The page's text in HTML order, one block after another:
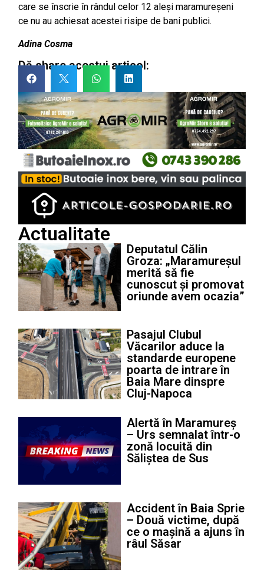
care se înscrie în rândul celor 12 aleși maramureșeni
ce nu au achiesat acestei risipe de bani publici.
Adina Cosma
Dă share acestui articol:
Actualitate
Deputatul Călin
Groza: „Maramureșul
merită să fie
cunoscut și promovat
oriunde avem ocazia”
Pasajul Clubul
Văcarilor aduce la
standarde europene
poarta de intrare în
Baia Mare dinspre
Cluj-Napoca
Alertă în Maramureș
– Urs semnalat într-o
zonă locuită din
Săliștea de Sus
Accident în Baia Sprie
– Două victime, după
ce o mașină a ajuns în
râul Săsar